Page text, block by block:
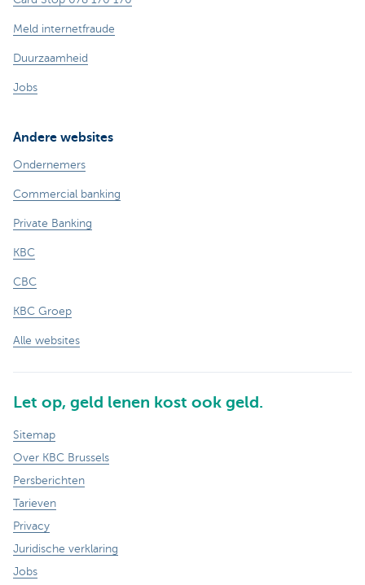
Meld internetfraude
Duurzaamheid
Jobs
Andere websites
Ondernemers
Commercial banking
Private Banking
KBC
CBC
KBC Groep
Alle websites
Let op, geld lenen kost ook geld.
Sitemap
Over KBC Brussels
Persberichten
Tarieven
Privacy
Juridische verklaring
Jobs